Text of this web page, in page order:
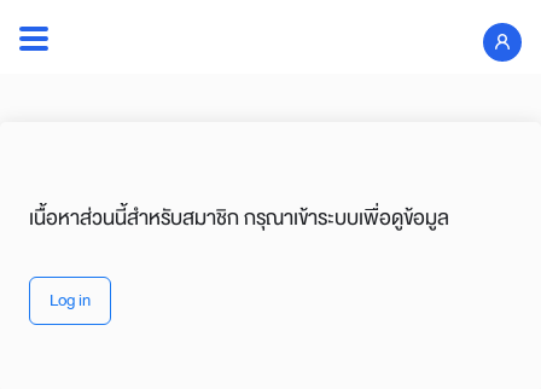
เนื้อหาส่วนนี้สำหรับสมาชิก กรุณาเข้าระบบเพื่อดูข้อมูล
Log in